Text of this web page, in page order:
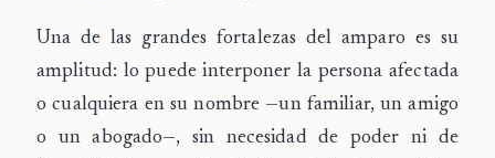
Una de las grandes fortalezas del amparo es su
amplitud: lo puede interponer la persona afectada
ocualquiera en su nombre —un familiar, un amigo
o un abogado—, sin necesidad de poder ni de